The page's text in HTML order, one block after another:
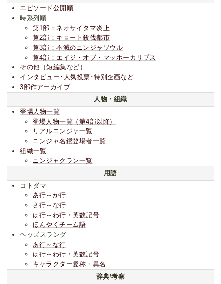
エピソード公開順
時系列順
第1部：ネオサイタマ炎上
第2部：キョート殺伐都市
第3部：不滅のニンジャソウル
第4部：エイジ・オブ・マッポーカリプス
その他（短編集など）
インタビュー･人気投票･特別企画など
3部作アーカイブ
人物・組織
登場人物一覧
登場人物一覧（第4部以降）
リアルニンジャ一覧
ニンジャ名鑑登場者一覧
組織一覧
ニンジャクラン一覧
用語
コトダマ
あ行～か行
さ行～な行
は行～わ行・英数記号
ほんやくチーム語
ヘッズスラング
あ行～な行
は行～わ行・英数記号
キャラクター愛称・異名
辞典/考察